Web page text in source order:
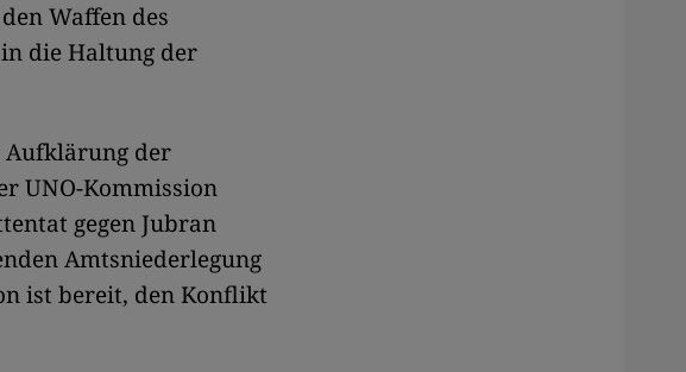
Waffen des
die Haltung der
Aufklärung der
UNO-Kommission
gegen Jubran
Amtsniederlegung
ist bereit, den Konflikt